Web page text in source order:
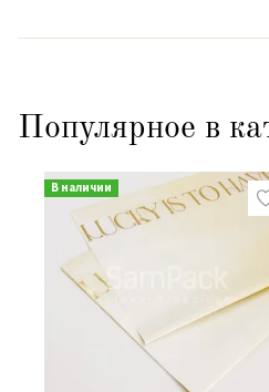
Популярное в
В наличии